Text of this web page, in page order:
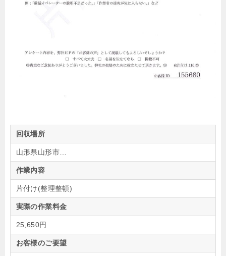
回収場所
山形県山形市…
作業内容
片付け(整理整頓)
実際の作業料金
25,650円
お客様のご要望